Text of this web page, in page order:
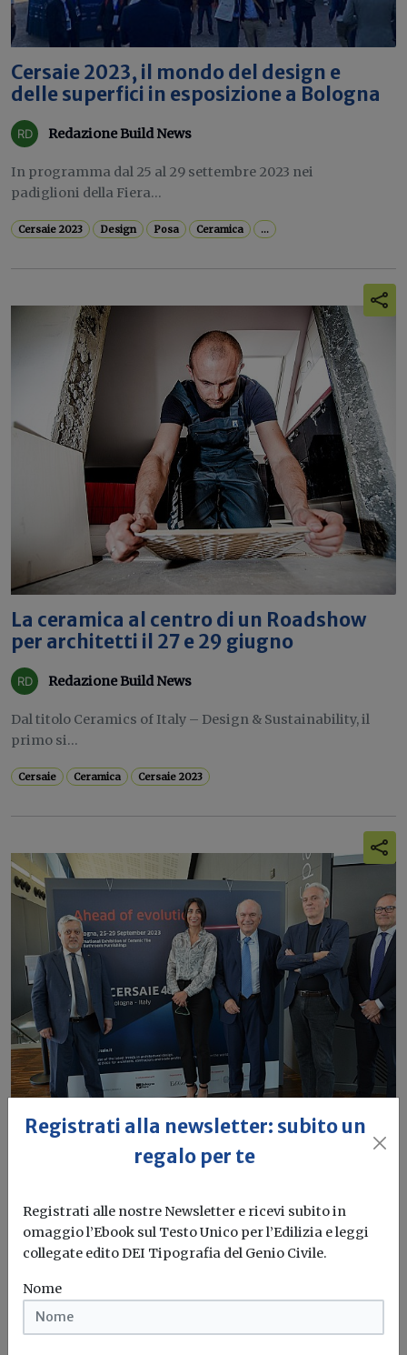
Cersaie 2023, il mondo del design e
delle superfici in esposizione a Bologna
Redazione Build News
In programma dal 25 al 29 settembre 2023 nei
padiglioni della Fiera...
Cersaie 2023 Design Posa Ceramica ...
La ceramica al centro di un Roadshow
per architetti il 27 e 29 giugno
Redazione Build News
Dal titolo Ceramics of Italy – Design & Sustainability, il
primo si...
Cersaie Ceramica Cersaie 2023
Cersaie 2023, la conferenza: tutte le
Vanessa Martina
Emilia-Romagna, ma è necessario...
Cersaie 2023
Registrati alla newsletter: subito un
regalo per te
Registrati alle nostre Newsletter e ricevi subito in
omaggio l’Ebook sul Testo Unico per l’Edilizia e leggi
collegate edito DEI Tipografia del Genio Civile.
Nome